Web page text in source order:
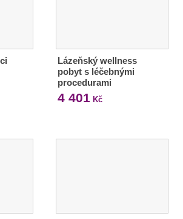
Lázeňský wellness
pobyt s léčebnými
procedurami
4 401 Kč